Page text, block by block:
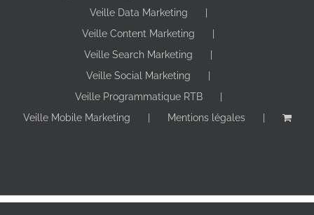
Veille Data Marketing
Veille Content Marketing
Veille Search Marketing
Veille Social Marketing
Veille Programmatique RTB
Veille Mobile Marketing
Mentions légales